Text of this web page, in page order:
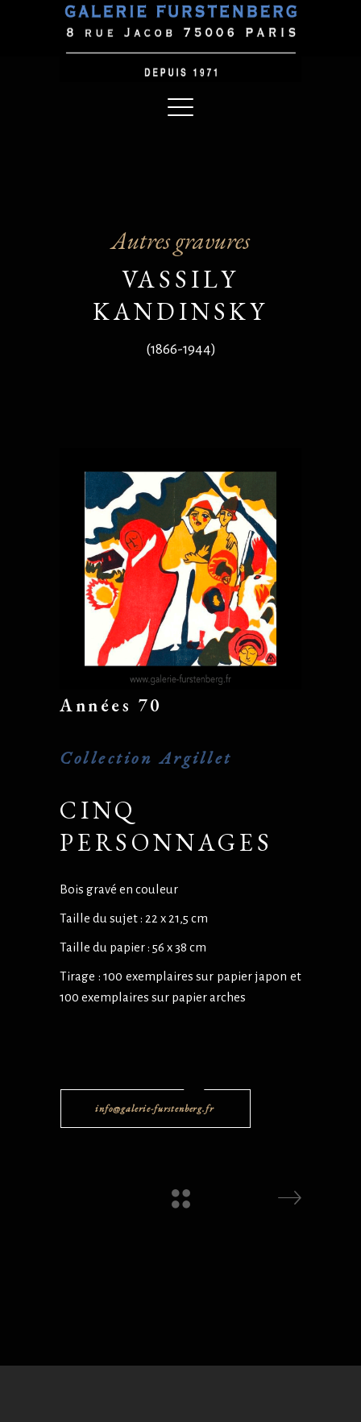
Autres gravures
VASSILY
KANDINSKY
(1866-1944)
Années 70
Collection Argillet
CINQ
PERSONNAGES
Bois gravé en couleur
Taille du sujet : 22 x 21,5 cm
Taille du papier : 56 x 38 cm
Tirage : 100 exemplaires sur papier japon et
100 exemplaires sur papier arches
info@galerie-furstenberg.fr